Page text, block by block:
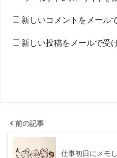
新しいコメントをメール
新しい投稿をメールで受
前の記事
仕事初日にメモ